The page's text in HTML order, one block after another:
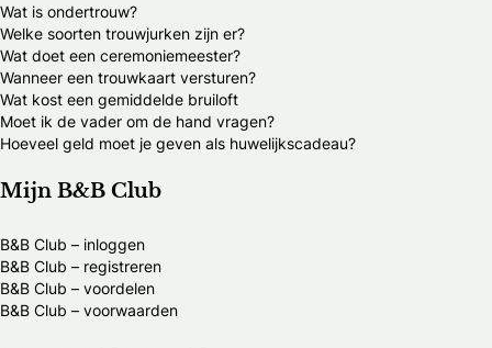
Wat is ondertrouw?
Welke soorten trouwjurken zijn er?
Wat doet een ceremoniemeester?
Wanneer een trouwkaart versturen?
Wat kost een gemiddelde bruiloft
Moet ik de vader om de hand vragen?
Hoeveel geld moet je geven als huwelijkscadeau?
Mijn B&B Club
B&B Club – inloggen
B&B Club – registreren
B&B Club – voordelen
B&B Club – voorwaarden